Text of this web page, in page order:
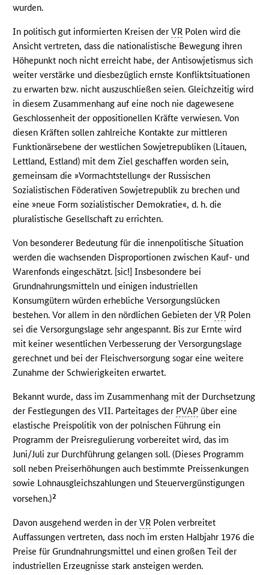
wurden.
In politisch gut informierten Kreisen derVR Polen wird die
Ansicht vertreten, dass die nationalistische Bewegung ihren
Höhepunkt noch nicht erreicht habe, der Antisowjetismus sich
weiter verstärke und diesbezüglich ernste Konfliktsituationen
zu erwarten bzw. nicht auszuschließen seien. Gleichzeitig wird
in diesem Zusammenhang auf eine noch nie dagewesene
Geschlossenheit der oppositionellen Kräfte verwiesen. Von
diesen Kräften sollen zahlreiche Kontakte zur mittleren
Funktionärsebene der westlichen Sowjetrepubliken (Litauen,
Lettland, Estland) mit dem Ziel geschaffen worden sein,
gemeinsam die »Vormachtstellung« der Russischen
Sozialistischen Föderativen Sowjetrepublik zu brechen und
eine »neue Form sozialistischer Demokratie«, d. h. die
pluralistische Gesellschaft zu errichten.
Von besonderer Bedeutung für die innenpolitische Situation
werden die wachsenden Disproportionen zwischen Kauf- und
Warenfonds eingeschätzt. [sic!] Insbesondere bei
Grundnahrungsmitteln und einigen industriellen
Konsumgütern würden erhebliche Versorgungslücken
bestehen. Vor allem in den nördlichen Gebieten derVR Polen
sei die Versorgungslage sehr angespannt. Bis zur Ernte wird
mit keiner wesentlichen Verbesserung der Versorgungslage
gerechnet und bei der Fleischversorgung sogar eine weitere
Zunahme der Schwierigkeiten erwartet.
Bekannt wurde, dass im Zusammenhang mit der Durchsetzung
der Festlegungen des VII. Parteitages der PVAP über eine
elastische Preispolitik von der polnischen Führung ein
Programm der Preisregulierung vorbereitet wird, das im
Juni/Juli zur Durchführung gelangen soll. (Dieses Programm
soll neben Preiserhöhungen auch bestimmte Preissenkungen
sowie Lohnausgleichszahlungen und Steuervergünstigungen
vorsehen.)2
Davon ausgehend werden in derVR Polen verbreitet
Auffassungen vertreten, dass noch im ersten Halbjahr 1976 die
Preise für Grundnahrungsmittel und einen großen Teil der
industriellen Erzeugnisse stark ansteigen werden.